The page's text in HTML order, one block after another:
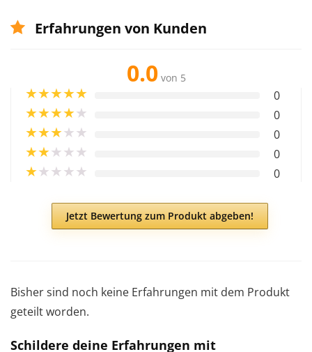
Erfahrungen von Kunden
0.0 von 5
★★★★★ 0
★★★★★ 0
★★★★★ 0
★★★★★ 0
★★★★★ 0
Jetzt Bewertung zum Produkt abgeben!
Bisher sind noch keine Erfahrungen mit dem Produkt
geteilt worden.
Schildere deine Erfahrungen mit